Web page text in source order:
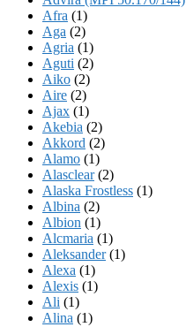
Afra (1)
Aga (2)
Agria (1)
Aguti (2)
Aiko (2)
Aire (2)
Ajax (1)
Akebia (2)
Akkord (2)
Alamo (1)
Alasclear(2)
Alaska Frostless (1)
Albina (2)
Albion (1)
Alcmaria (1)
Aleksander(1)
Alexa (1)
Alexis (1)
Ali (1)
Alina (1)